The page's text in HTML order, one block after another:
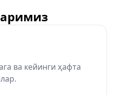
ва кейинги ҳафта